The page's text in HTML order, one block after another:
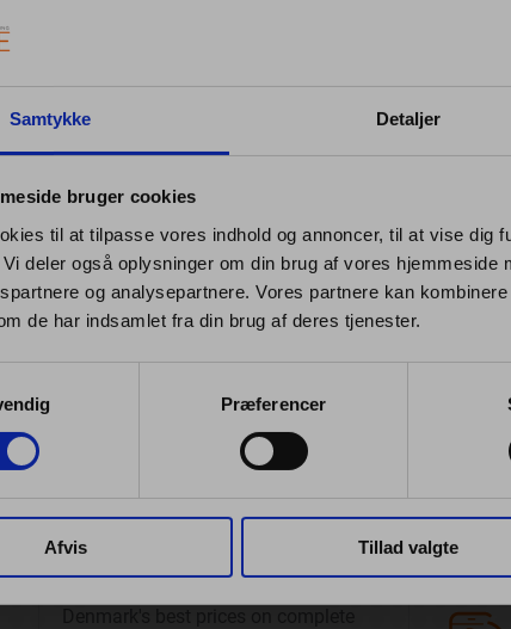
Samtykke Detaljer
bruger cookies
til at tilpasse vores indhold og annoncer, til at vise dig
deler også oplysninger om din brug af vores hjemmeside
og analysepartnere. Vores partnere kan
de har indsamlet fra din brug af deres tjenester.
Præferencer
Afvis Tillad valgte
OUR GUARANTEE